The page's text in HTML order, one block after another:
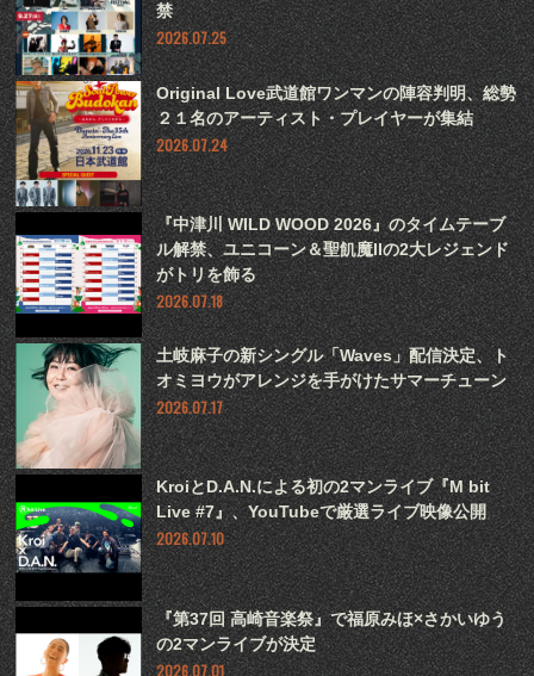
禁
2026.07.25
Original Love武道館ワンマンの陣容判明、総勢
２１名のアーティスト・プレイヤーが集結
2026.07.24
『中津川 WILD WOOD 2026』のタイムテーブ
ル解禁、ユニコーン＆聖飢魔IIの2大レジェンド
がトリを飾る
2026.07.18
土岐麻子の新シングル「Waves」配信決定、ト
オミヨウがアレンジを手がけたサマーチューン
2026.07.17
KroiとD.A.N.による初の2マンライブ『M bit
Live #7』、YouTubeで厳選ライブ映像公開
2026.07.10
『第37回 高崎音楽祭』で福原みほ×さかいゆう
の2マンライブが決定
2026.07.01